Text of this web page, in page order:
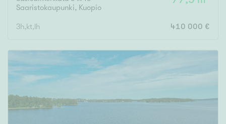
Saaristokaupunki, Kuopio
3h,kt,lh 410 000 €